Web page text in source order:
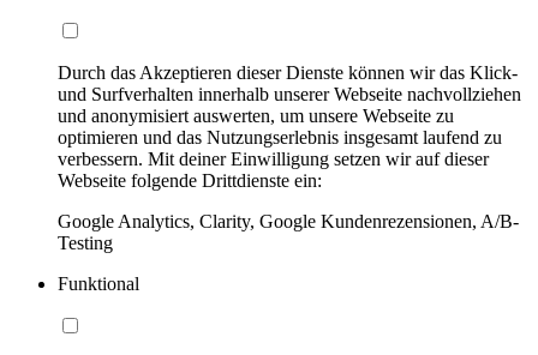
Durch das Akzeptieren dieser Dienste können wir das Klick-
und Surfverhalten innerhalb unserer Webseite nachvollziehen
und anonymisiert auswerten, um unsere Webseite zu
optimieren und das Nutzungserlebnis insgesamt laufend zu
verbessern. Mit deiner Einwilligung setzen wir auf dieser
Webseite folgende Drittdienste ein:
Google Analytics, Clarity, Google Kundenrezensionen, A/B-
Testing
Funktional